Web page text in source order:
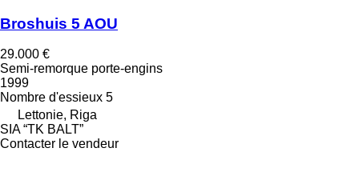
Broshuis 5 AOU
29.000 €
Semi-remorque porte-engins
1999
Nombre d'essieux 5
Lettonie, Riga
SIA “TK BALT”
Contacter le vendeur